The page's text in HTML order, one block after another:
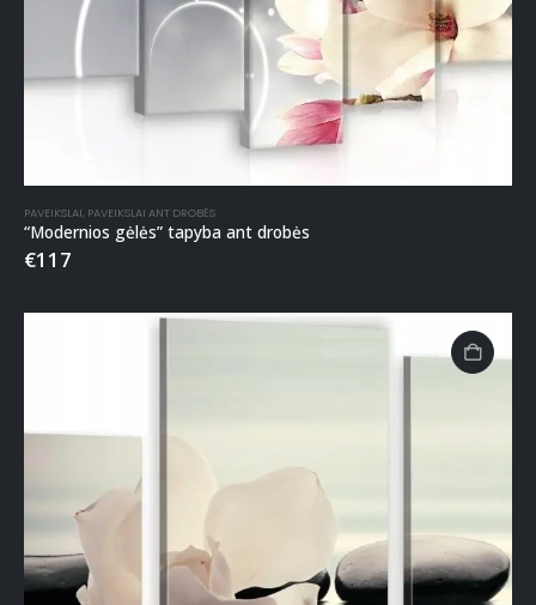
PAVEIKSLAI PAVEIKSLAI ANT DROBĖS
“Modernios gėlės” tapyba ant drobės
€117